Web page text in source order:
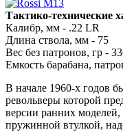
Тактико-технические
Калибр, мм - .22 LR
Длина ствола, мм - 75
Вес без патронов, гр -
Емкость барабана,
В начале 1960-х годов
револьверы которой
версии ранних
пружинной втулкой,